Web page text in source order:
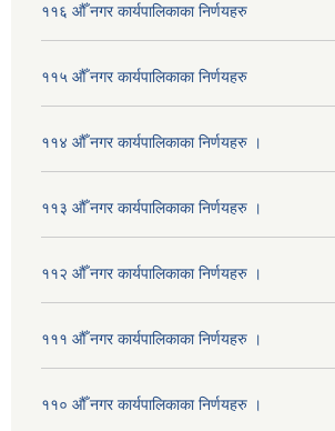
११६ औँ नगर कार्यपालिकाका निर्णयहरु
११५ औँ नगर कार्यपालिकाका निर्णयहरु
११४ औँ नगर कार्यपालिकाका निर्णयहरु ।
११३ औँ नगर कार्यपालिकाका निर्णयहरु ।
११२ औँ नगर कार्यपालिकाका निर्णयहरु ।
१११ औँ नगर कार्यपालिकाका निर्णयहरु ।
११० औँ नगर कार्यपालिकाका निर्णयहरु ।